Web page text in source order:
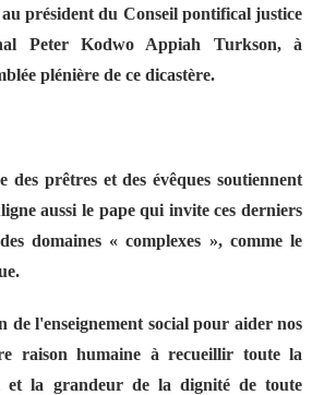
au président du Conseil pontifical justice
Peter Kodwo Appiah Turkson, à
plénière de ce dicastère.
des prêtres et des évêques soutiennent
aussi le pape qui invite ces derniers
domaines « complexes », comme le
de l'enseignement social pour aider nos
raison humaine à recueillir toute la
et la grandeur de la dignité de toute